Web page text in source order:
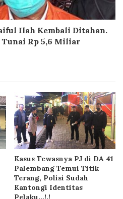
Ilah Kembali Ditahan.
Tunai Rp 5,6 Miliar
Kasus Tewasnya PJ di DA 41
Palembang Temui Titik
Terang, Polisi Sudah
Kantongi Identitas
Pelaku…!.!